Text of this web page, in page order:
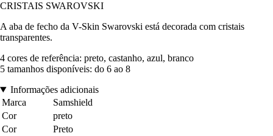
CRISTAIS SWAROVSKI
A aba de fecho da V-Skin Swarovski está decorada com cristais
transparentes.
4 cores de referência: preto, castanho, azul, branco
5 tamanhos disponíveis: do 6 ao 8
Informações adicionais
Marca
Samshield
Cor
preto
Cor
Preto